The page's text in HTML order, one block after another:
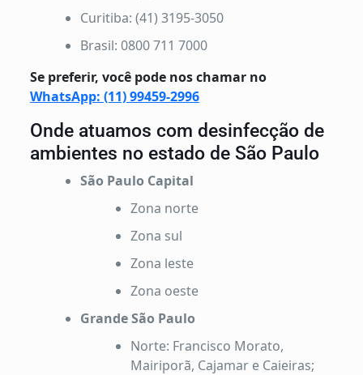
Curitiba: (41) 3195-3050
Brasil: 0800 711 7000
Se preferir, você pode nos chamar no
WhatsApp: (11) 99459-2996
Onde atuamos com desinfecção de
ambientes no estado de São Paulo
São Paulo Capital
Zona norte
Zona sul
Zona leste
Zona oeste
Grande São Paulo
Norte: Francisco Morato,
Mairiporã, Cajamar e Caieiras;